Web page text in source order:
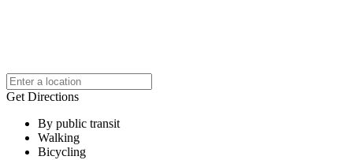
Get Directions
By public transit
Walking
Bicycling